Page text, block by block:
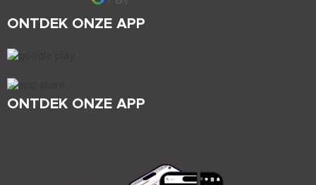
ONTDEK ONZE APP
ONTDEK ONZE APP